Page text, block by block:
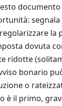
segnala
la
dovuta
ridotte
bonario
o
è il primo,